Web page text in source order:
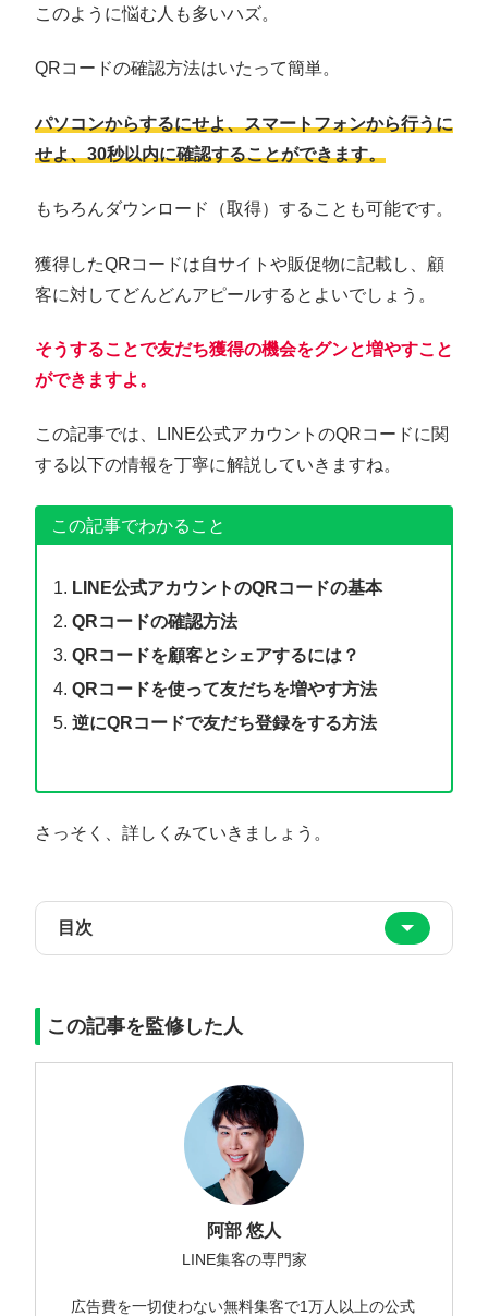
このように悩む人も多いハズ。
QRコードの確認方法はいたって簡単。
パソコンからするにせよ、スマートフォンから行うに
せよ、30秒以内に確認することができます。
もちろんダウンロード（取得）することも可能です。
獲得したQRコードは自サイトや販促物に記載し、顧
客に対してどんどんアピールするとよいでしょう。
そうすることで友だち獲得の機会をグンと増やすこと
ができますよ。
この記事では、LINE公式アカウントのQRコードに関
する以下の情報を丁寧に解説していきますね。
この記事でわかること
LINE公式アカウントのQRコードの基本
QRコードの確認方法
QRコードを顧客とシェアするには？
QRコードを使って友だちを増やす方法
逆にQRコードで友だち登録をする方法
さっそく、詳しくみていきましょう。
目次
この記事を監修した人
阿部 悠人
LINE集客の専門家
広告費を一切使わない無料集客で1万人以上の公式